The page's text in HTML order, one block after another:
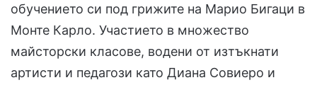
обучението си под грижите на Марио Бигаци в
Монте Карло. Участието в множество
майсторски класове, водени от изтъкнати
артисти и педагози като Диана Совиеро и